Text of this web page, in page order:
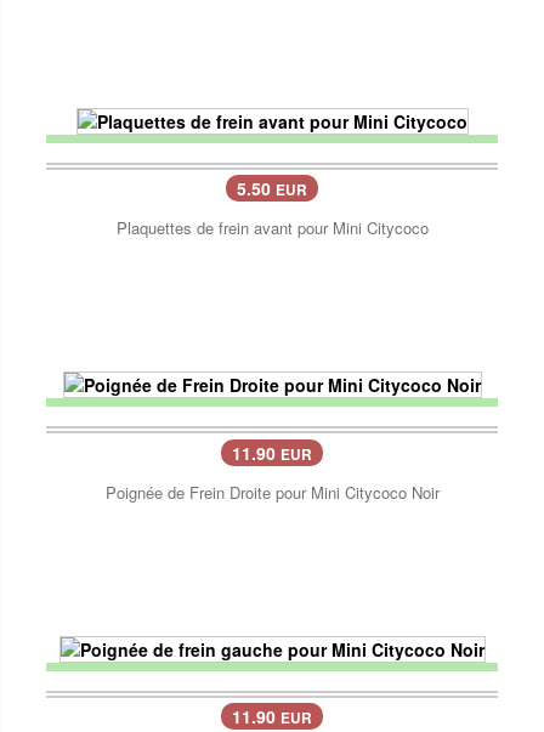
5.50 EUR
Plaquettes de frein avant pour Mini Citycoco
11.90 EUR
Poignée de Frein Droite pour Mini Citycoco Noir
11.90 EUR